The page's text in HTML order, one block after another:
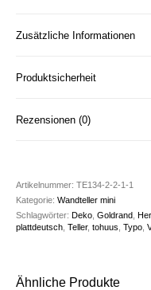
Zusätzliche Informationen
Produktsicherheit
Rezensionen (0)
Artikelnummer:TE134-2-2-1-1
Kategorie:Wandteller mini
Schlagwörter:Deko ,Goldrand ,
plattdeutsch ,Teller,tohuus ,Typo ,
Ähnliche Produkte